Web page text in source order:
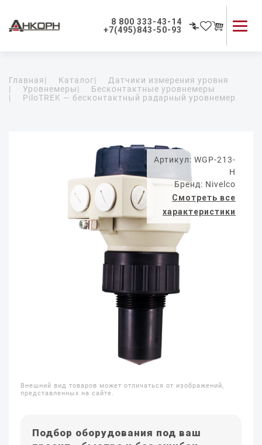
8 800 333-43-14
+7(495)843-50-93
Применение приборов
Как мы работаем
Главная| Каталог|
Датчики измерения уровня
|
Уровнемеры|
Бесконтактные уровнемеры
|
PiloTREK — бесконтактный радарный уровнемер
Артикул: WGP-213-
H
Бренд: Nivelco
Смотреть все
характеристики
Внешний вид товаров может отличаться от изображений,
представленных на сайте.
Подбор оборудования под ваш